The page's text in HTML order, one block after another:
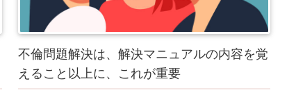
不倫問題解決は、解決マニュアルの内容を覚
えること以上に、これが重要